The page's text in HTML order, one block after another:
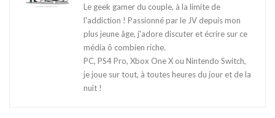
Le geek gamer du couple, à la limite de
l'addiction ! Passionné par le JV depuis mon
plus jeune âge, j'adore discuter et écrire sur ce
média ô combien riche.
PC, PS4 Pro, Xbox One X ou Nintendo Switch,
je joue sur tout, à toutes heures du jour et de la
nuit !